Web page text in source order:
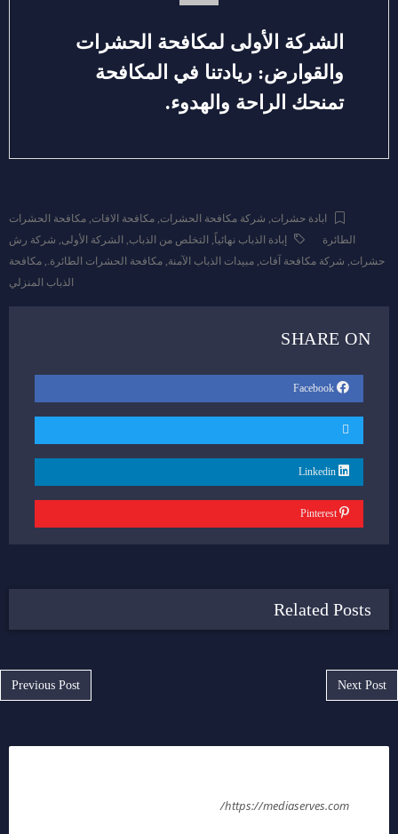
الشركة الأولى لمكافحة الحشرات
والقوارض: ريادتنا في المكافحة
تمنحك الراحة والهدوء.
ابادة حشرات, شركة مكافحة الحشرات, مكافحة الافات, مكافحة الحشرات
الطائرة
إبادة الذباب نهائياً, التخلص من الذباب, الشركة الأولى, شركة رش
حشرات, شركة مكافحة آفات, مبيدات الذباب الآمنة, مكافحة الحشرات الطائرة., مكافحة
الذباب المنزلي
SHARE ON
Related Posts
Post navigation
Previous Post Next Post
https://mediaserves.com/